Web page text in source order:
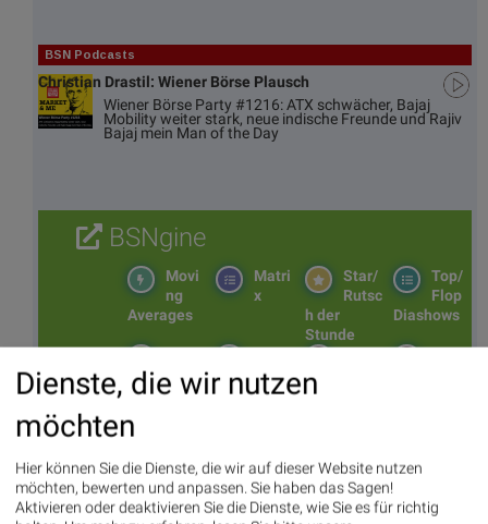
BSN Podcasts
Christian Drastil: Wiener Börse Plausch
Wiener Börse Party #1216: ATX schwächer, Bajaj
Mobility weiter stark, neue indische Freunde und Rajiv
Bajaj mein Man of the Day
BSNgine
Top/
Flop
Diashows
Star/
Rutsc
h der
Stunde
Matri
x
Movi
ng
Averages
er/
Tage
Top/Flop
tz
BS-
rade
Dienste, die wir nutzen
möchten
Hier können Sie die Dienste, die wir auf dieser Website nutzen
möchten, bewerten und anpassen. Sie haben das Sagen!
Aktivieren oder deaktivieren Sie die Dienste, wie Sie es für richtig